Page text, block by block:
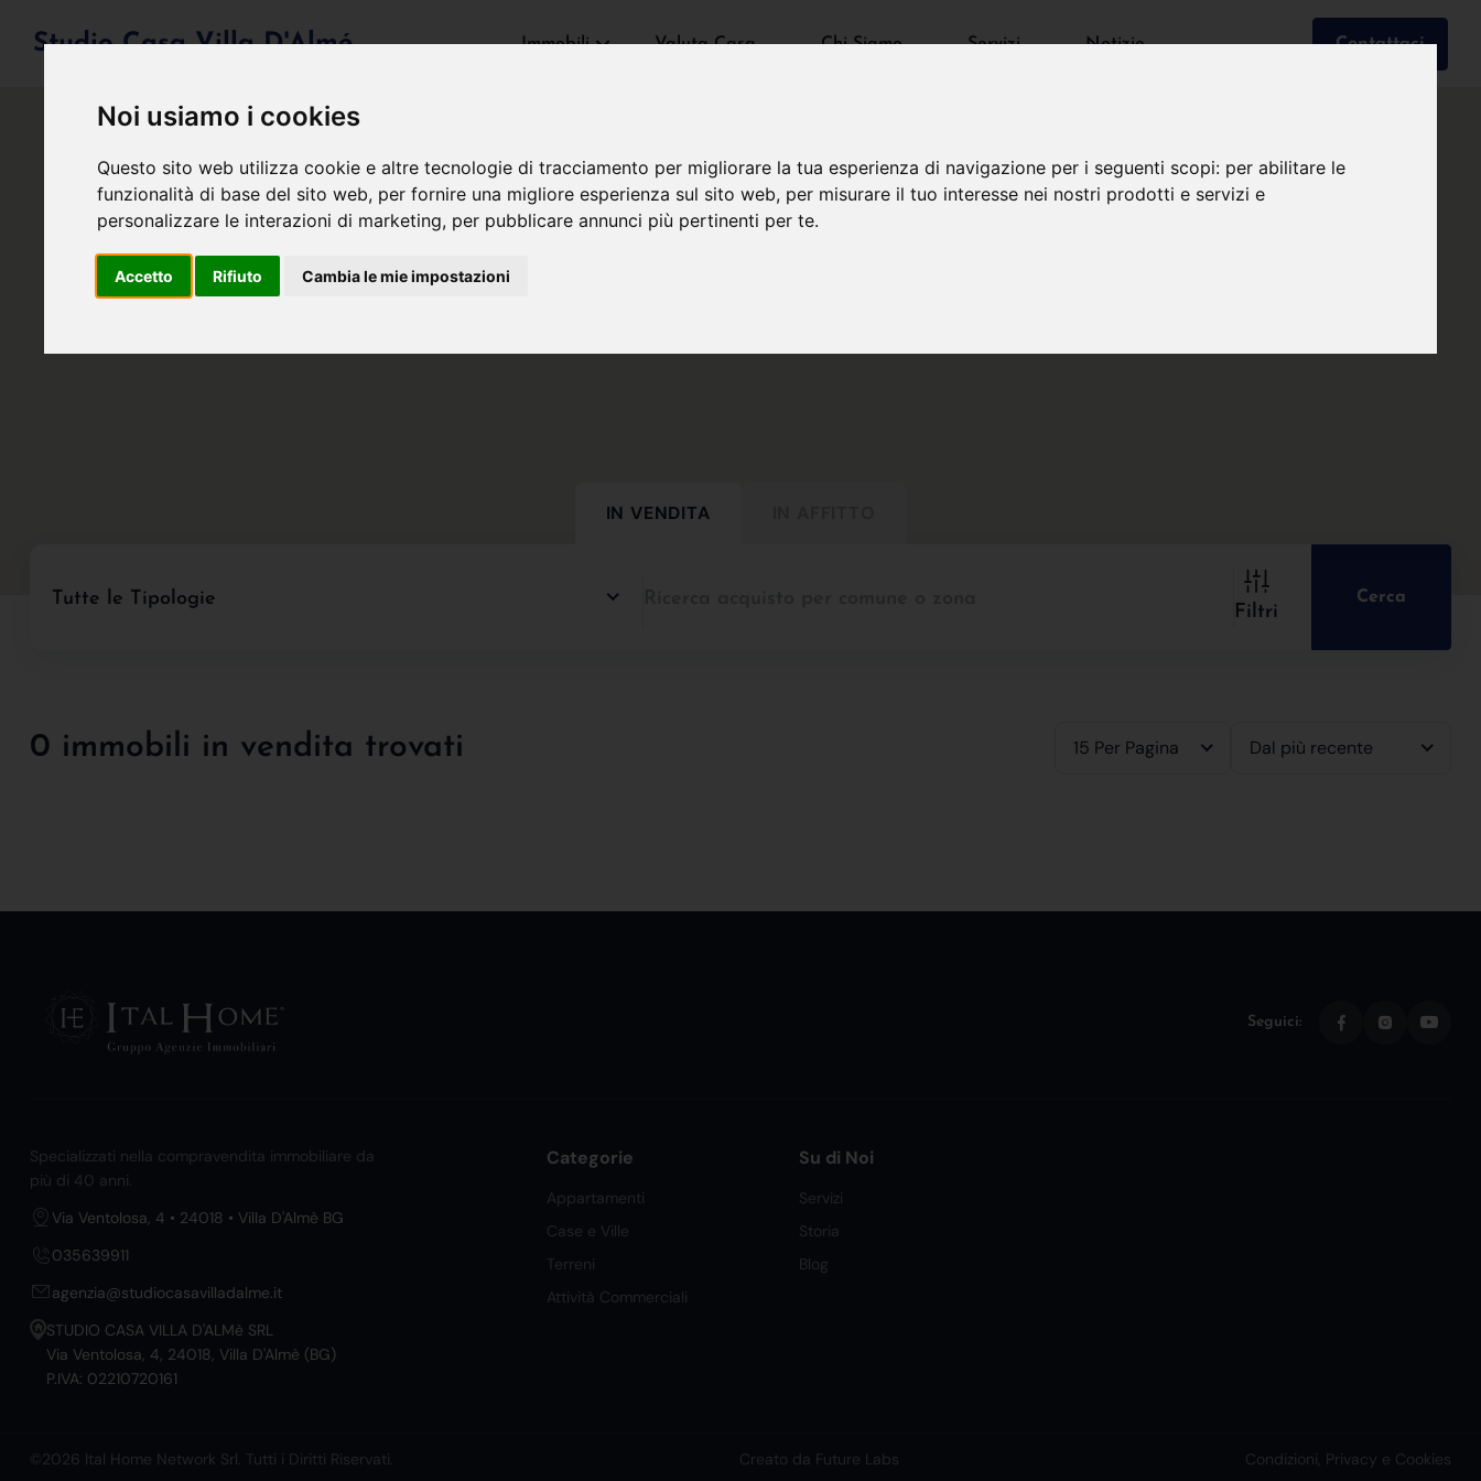
Noi usiamo i cookies
Questo sito web utilizza cookie e altre tecnologie di tracciamento per migliorare la tua esperienza di navigazione per i seguenti scopi: per abilitare le
funzionalità di base del sito web, per fornire una migliore esperienza sul sito web, per misurare il tuo interesse nei nostri prodotti e servizi e
personalizzare le interazioni di marketing, per pubblicare annunci più pertinenti per te.
Accetto Rifiuto Cambia le mie impostazioni
Studio Casa Villa D'Almé Immobili Valuta Casa Chi Siamo Servizi Notizie Contattaci
IN VENDITA
Tutte le Tipologie
Filtri
Cerca
0 immobili in vendita trovati 15 Per Pagina Dal più recente
Seguici:
Specializzati nella compravendita immobiliare da
più di 40 anni.
Via Ventolosa, 4 • 24018 • Villa D'Almè BG
035639911
agenzia@studiocasavilladalme.it
STUDIO CASA VILLA D'ALMè SRL
Via Ventolosa, 4, 24018, Villa D'Almè (BG)
P.IVA: 02210720161
Categorie
Appartamenti
Case e Ville
Terreni
Attività Commerciali
Su di Noi
Servizi
Storia
Blog
©2026 Ital Home Network Srl. Tutti i Diritti Riservati. Creato da Future Labs Condizioni, Privacy e Cookies